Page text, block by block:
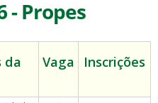
- Propes
da
Vaga Inscrições